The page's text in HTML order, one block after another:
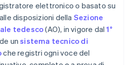
elettronico o basato su
disposizioni della Sezione
tedesco(AO), in vigore dal1°
unsistema tecnico di
che registri ogni voce del